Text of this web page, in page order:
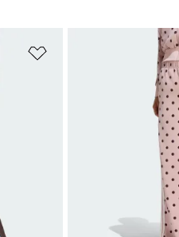
Aggiungi alla lista dei